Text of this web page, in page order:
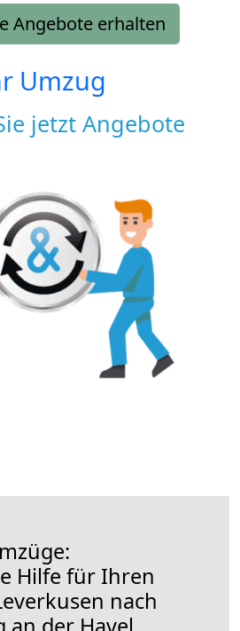
Angebote erhalten
Umzug
jetzt Angebote
Hilfe für Ihren
nach